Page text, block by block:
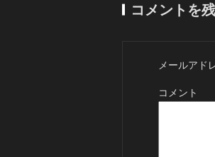
コメントを
メールアド
コメント